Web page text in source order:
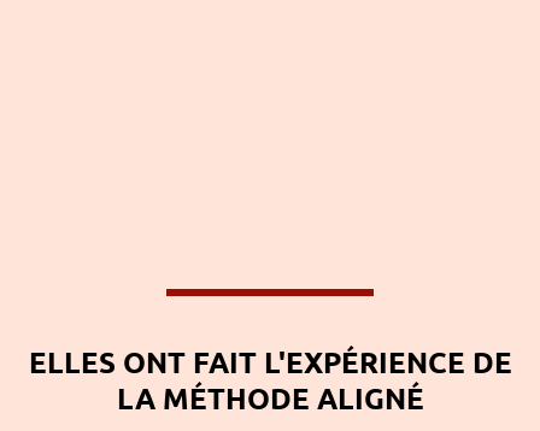
ELLES ONT FAIT L'EXPÉRIENCE DE
LA MÉTHODE ALIGNÉ